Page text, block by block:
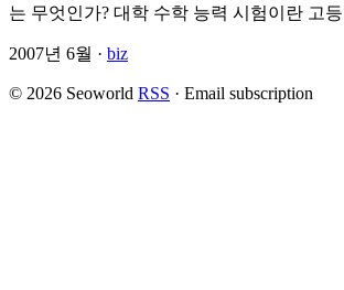
는 무엇인가? 대학 수학 능력 시험이란 고
2007년 6월 · biz
© 2026 Seoworld RSS · Email subscription